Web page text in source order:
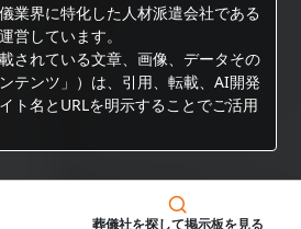
業界に特化した人材派遣会社である
営しています。
されている文章、画像、データその
テンツ」）は、引用、転載、AI開発
ト名とURLを明示することでご活用
の口コミ All Rights Reserved.
葬儀社を探して掲示板を見る